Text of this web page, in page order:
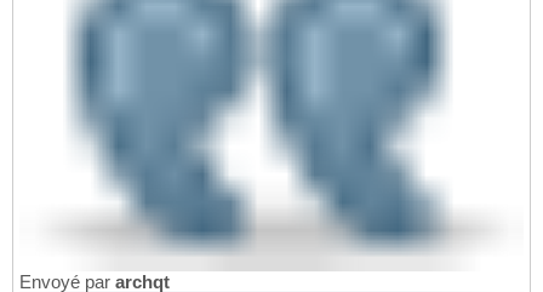
Envoyé par archqt